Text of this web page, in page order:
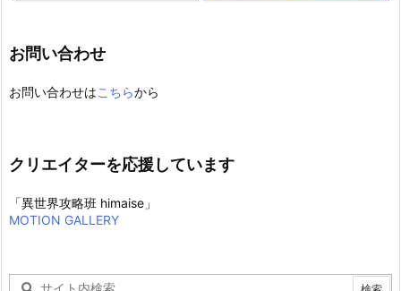
お問い合わせ
お問い合わせはこちらから
クリエイターを応援しています
「異世界攻略班 himaise」
MOTION GALLERY